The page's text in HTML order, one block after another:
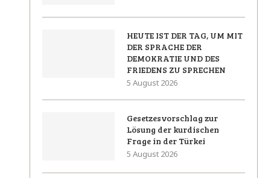
HEUTE IST DER TAG, UM MIT
DER SPRACHE DER
DEMOKRATIE UND DES
FRIEDENS ZU SPRECHEN
5 August 2026
Gesetzesvorschlag zur
Lösung der kurdischen
Frage in der Türkei
5 August 2026